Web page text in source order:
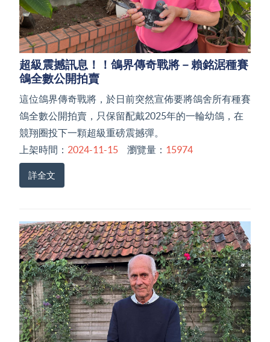
超級震撼訊息！！鴿界傳奇戰將－賴銘涺種賽
鴿全數公開拍賣
這位鴿界傳奇戰將，於日前突然宣佈要將鴿舍所有種賽
鴿全數公開拍賣，只保留配戴2025年的一輪幼鴿，在
競翔圈投下一顆超級重磅震撼彈。
上架時間： 2024-11-15 瀏覽量： 15974
詳全文